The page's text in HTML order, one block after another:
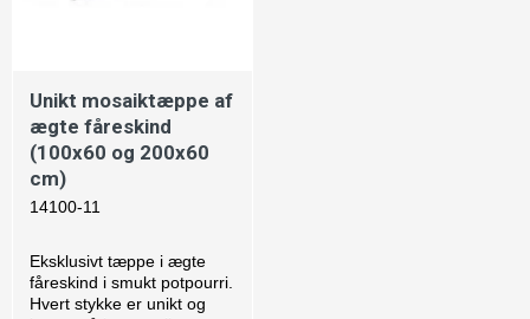
Unikt mosaiktæppe af
ægte fåreskind
(100x60 og 200x60
cm)
14100-11
Eksklusivt tæppe i ægte
fåreskind i smukt potpourri.
Hvert stykke er unikt og